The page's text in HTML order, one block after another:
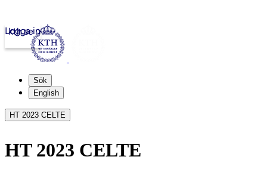
kth.se
Logga in
Sök
English
HT 2023 CELTE
HT 2023 CELTE